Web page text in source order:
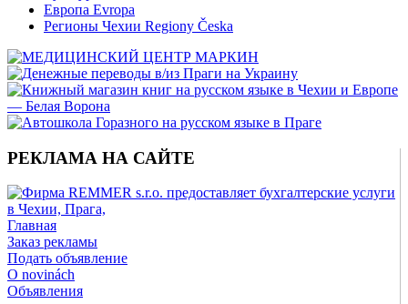
Европа Evropa
Регионы Чехии Regiony Česka
РЕКЛАМА НА САЙТЕ
Главная
Заказ рекламы
Подать объявление
O novinách
Объявления